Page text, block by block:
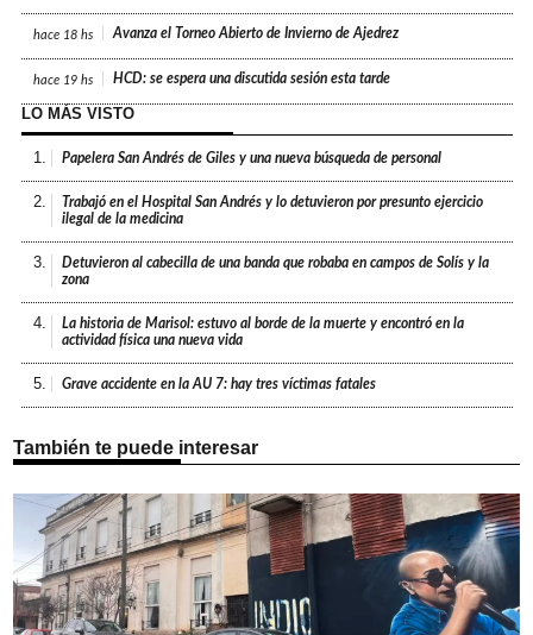
hace 18 hs Avanza el Torneo Abierto de Invierno de Ajedrez
hace 19 hs HCD: se espera una discutida sesión esta tarde
LO MÁS VISTO
1. Papelera San Andrés de Giles y una nueva búsqueda de personal
2.
Trabajó en el Hospital San Andrés y lo detuvieron por presunto ejercicio
ilegal de la medicina
3.
Detuvieron al cabecilla de una banda que robaba en campos de Solís y la
zona
4.
La historia de Marisol: estuvo al borde de la muerte y encontró en la
actividad física una nueva vida
5. Grave accidente en la AU 7: hay tres víctimas fatales
También te puede interesar